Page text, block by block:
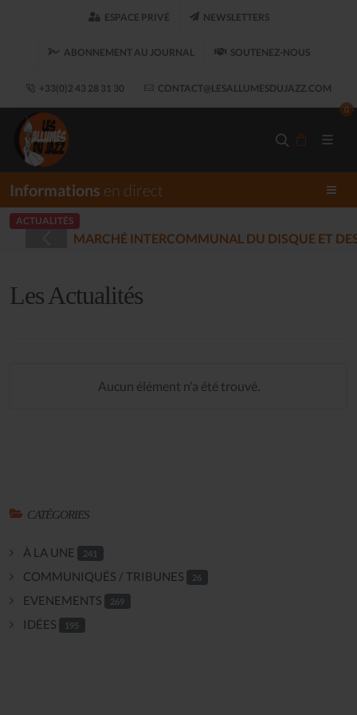
ESPACE PRIVÉ NEWSLETTERS
ABONNEMENT AU JOURNAL SOUTENEZ-NOUS
+33(0)2 43 28 31 30 CONTACT@LESALLUMESDUJAZZ.COM
0
Informations en direct
ACTUALITÉS
- PLOUARET(2025-12-17)
Les Actualités
Aucun élément n'a été trouvé.
CATÉGORIES
À LA UNE 241
COMMUNIQUÉS / TRIBUNES 26
EVENEMENTS 269
IDÉES 195